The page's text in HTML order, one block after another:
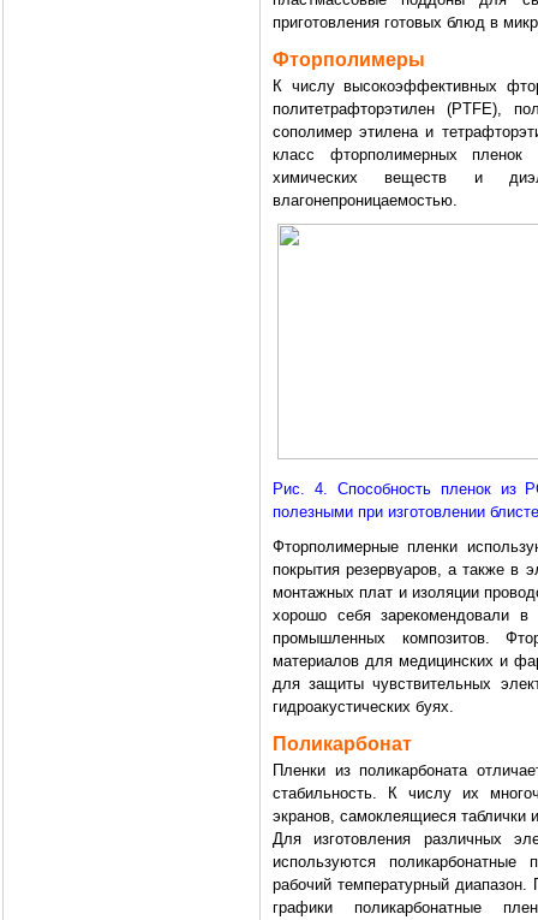
приготовления готовых блюд в
Фторполимеры
К числу высокоэффективных
политетрафторэтилен (PTFE),
сополимер этилена и
класс фторполимерных пленок
химических веществ и
влагонепроницаемостью.
Рис. 4. Способность пленок из
полезными при изготовлении
Фторполимерные пленки
покрытия резервуаров, а также в
монтажных плат и изоляции
хорошо себя зарекомендовали в
промышленных композитов.
материалов для медицинских и
для защиты чувствительных
гидроакустических буях.
Поликарбонат
Пленки из поликарбоната
стабильность. К числу их
экранов, самоклеящиеся
Для изготовления различных
используются
рабочий температурный
графики поликарбонатные